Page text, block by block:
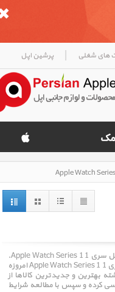
های شغلی | پرشین اپل
ساعت اپل سری 1 Apple Watch Series 1 ، قیمت روز خرید و فروش و مشخصات فنی ساعت اپل سری 1 Apple Watch Series 1.
فروشگاه اینترنتی پرشین اپل Persian Apple با سالها تجربه در امر خرید و فروش ساعت اپل سری 1 Apple Watch Series 1 امروزه
و جدیدترین کالاها از
کرده و سپس با مطالعه شرایط